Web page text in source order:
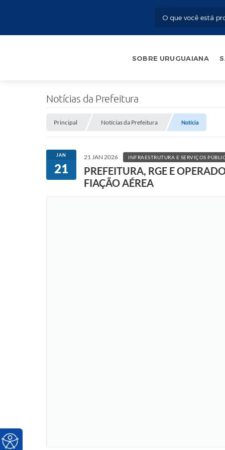
SOBRE URUGUAIANA
Notícias da Prefeitura
Principal Notícias da Prefeitura Notícia
JAN
21
21 JAN 2026 INFRAESTRUTURA E SERVIÇOS
PREFEITURA, RGE E
FIAÇÃO AÉREA